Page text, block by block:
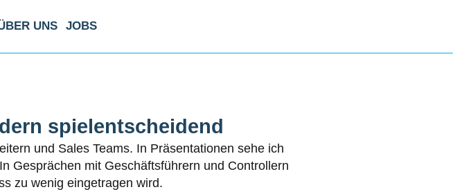
UNS JOBS
Business Development
spielentscheidend
und Sales Teams. In Präsentationen sehe ich
Gesprächen mit Geschäftsführern und Controllern
zu wenig eingetragen wird.